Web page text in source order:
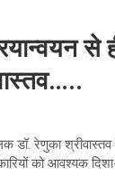
डॉ. रेणुका
को आवश्यक